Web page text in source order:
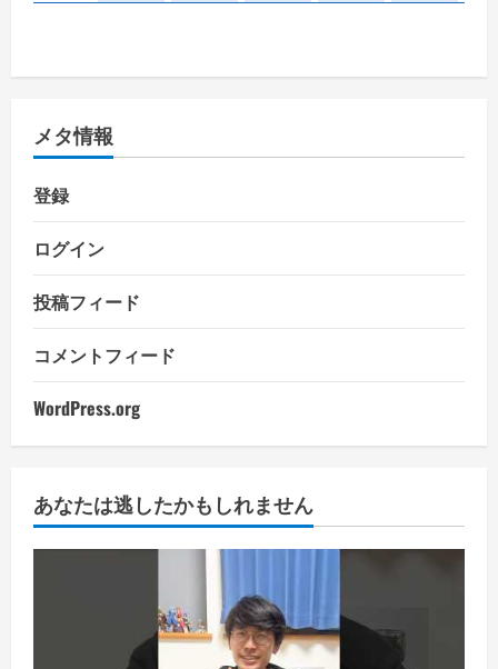
メタ情報
登録
ログイン
投稿フィード
コメントフィード
WordPress.org
あなたは逃したかもしれません